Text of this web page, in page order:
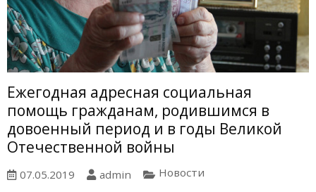
Ежегодная адресная социальная
помощь гражданам, родившимся в
довоенный период и в годы Великой
Отечественной войны
07.05.2019 admin Новости